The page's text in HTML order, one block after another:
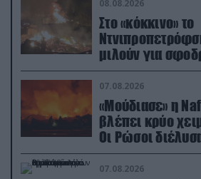
08.08.2026
Στο «κόκκινο» το
μιλούν για
επιθέσεις σε
07.08.2026
«Μούδιασε» η
βλέπει κρύο
Οι Ρώσοι
εγκαταστάσεις
κολοσσού!
07.08.2026